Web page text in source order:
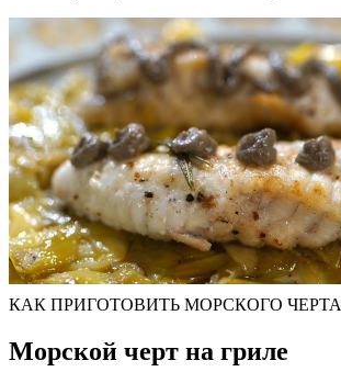
КАК ПРИГОТОВИТЬ МОРСКОГО ЧЕРТА
Морской черт на гриле